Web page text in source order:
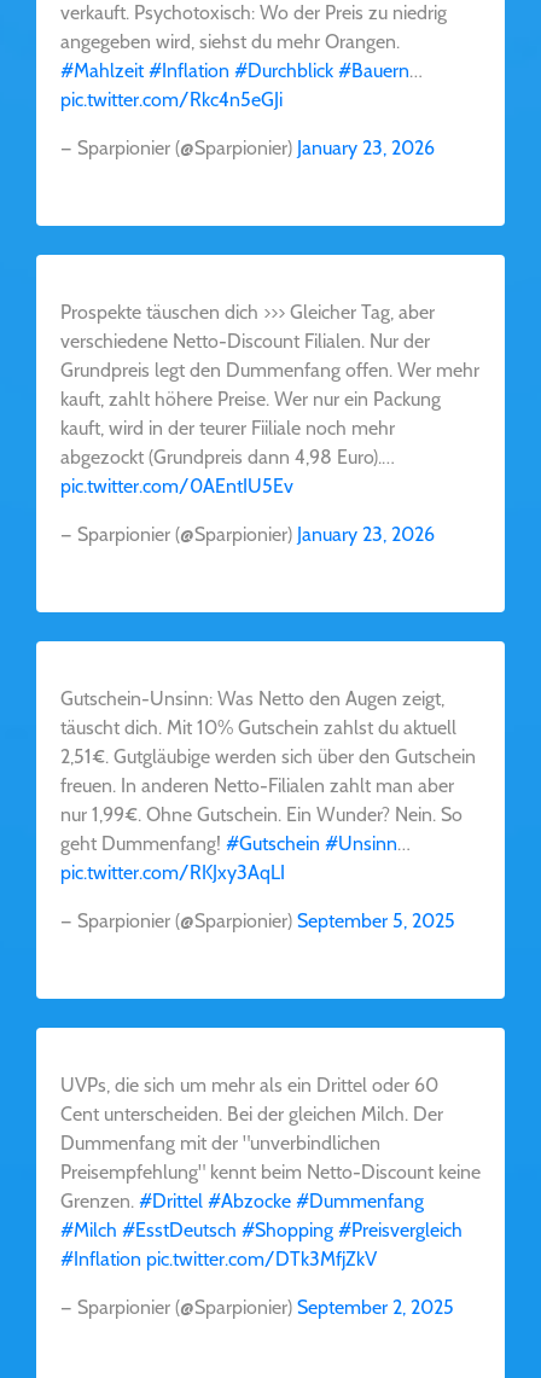
verkauft. Psychotoxisch: Wo der Preis zu niedrig
angegeben wird, siehst du mehr Orangen.
#Mahlzeit #Inflation #Durchblick #Bauern…
pic.twitter.com/Rkc4n5eGJi
— Sparpionier (@Sparpionier) January 23, 2026
Prospekte täuschen dich >>> Gleicher Tag, aber
verschiedene Netto-Discount Filialen. Nur der
Grundpreis legt den Dummenfang offen. Wer mehr
kauft, zahlt höhere Preise. Wer nur ein Packung
kauft, wird in der teurer Fiiliale noch mehr
abgezockt (Grundpreis dann 4,98 Euro).…
pic.twitter.com/0AEntIU5Ev
— Sparpionier (@Sparpionier) January 23, 2026
Gutschein-Unsinn: Was Netto den Augen zeigt,
täuscht dich. Mit 10% Gutschein zahlst du aktuell
2,51€. Gutgläubige werden sich über den Gutschein
freuen. In anderen Netto-Filialen zahlt man aber
nur 1,99€. Ohne Gutschein. Ein Wunder? Nein. So
geht Dummenfang! #Gutschein #Unsinn…
pic.twitter.com/RKJxy3AqLI
— Sparpionier (@Sparpionier) September 5, 2025
UVPs, die sich um mehr als ein Drittel oder 60
Cent unterscheiden. Bei der gleichen Milch. Der
Dummenfang mit der "unverbindlichen
Preisempfehlung" kennt beim Netto-Discount keine
Grenzen. #Drittel #Abzocke #Dummenfang
#Milch #EsstDeutsch #Shopping #Preisvergleich
#Inflation pic.twitter.com/DTk3MfjZkV
— Sparpionier (@Sparpionier) September 2, 2025